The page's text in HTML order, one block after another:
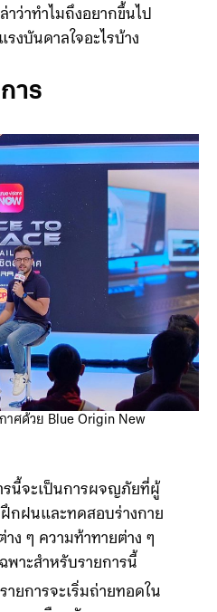
ดยมีเวลาประมาณ 25 วัน
ครจะต้องสร้าง Social
บันดาลใจอะไรบ้าง
าร
นี้จะเป็นการผจญภัยที่ผู้
กฝนและทดสอบร่างกาย
ง ๆ ความท้าทายต่าง ๆ